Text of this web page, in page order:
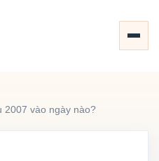
2007 vào ngày nào?